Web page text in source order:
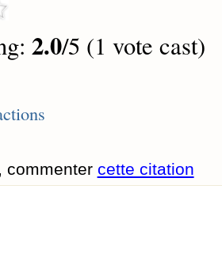
2.0/5 (1 vote cast)
commenter cette citation